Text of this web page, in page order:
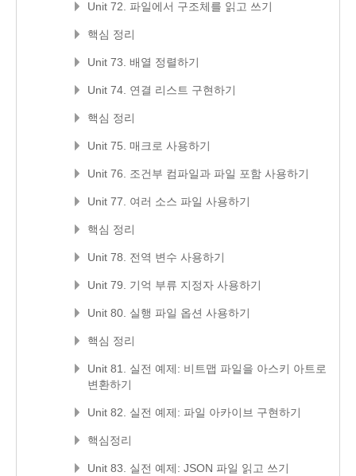
Unit 72. 파일에서 구조체를 읽고 쓰기
핵심 정리
Unit 73. 배열 정렬하기
Unit 74. 연결 리스트 구현하기
핵심 정리
Unit 75. 매크로 사용하기
Unit 76. 조건부 컴파일과 파일 포함 사용하기
Unit 77. 여러 소스 파일 사용하기
핵심 정리
Unit 78. 전역 변수 사용하기
Unit 79. 기억 부류 지정자 사용하기
Unit 80. 실행 파일 옵션 사용하기
핵심 정리
Unit 81. 실전 예제: 비트맵 파일을 아스키 아트로
변환하기
Unit 82. 실전 예제: 파일 아카이브 구현하기
핵심정리
Unit 83. 실전 예제: JSON 파일 읽고 쓰기